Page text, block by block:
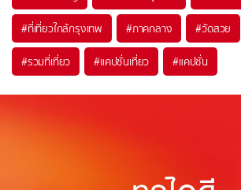
#ที่เที่ยวใกล้กรุงเทพ #ภาคกลาง #วัดสวย
#รวมที่เที่ยว #แคปชั่นเที่ยว #แคปชั่น